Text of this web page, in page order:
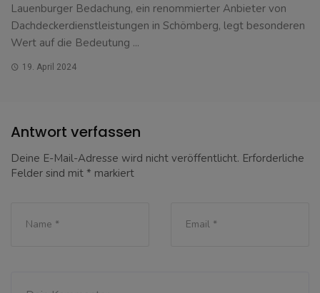
Lauenburger Bedachung, ein renommierter Anbieter von
Dachdeckerdienstleistungen in Schömberg, legt besonderen
Wert auf die Bedeutung ...
19. April 2024
Antwort verfassen
Deine E-Mail-Adresse wird nicht veröffentlicht. Erforderliche
Felder sind mit * markiert